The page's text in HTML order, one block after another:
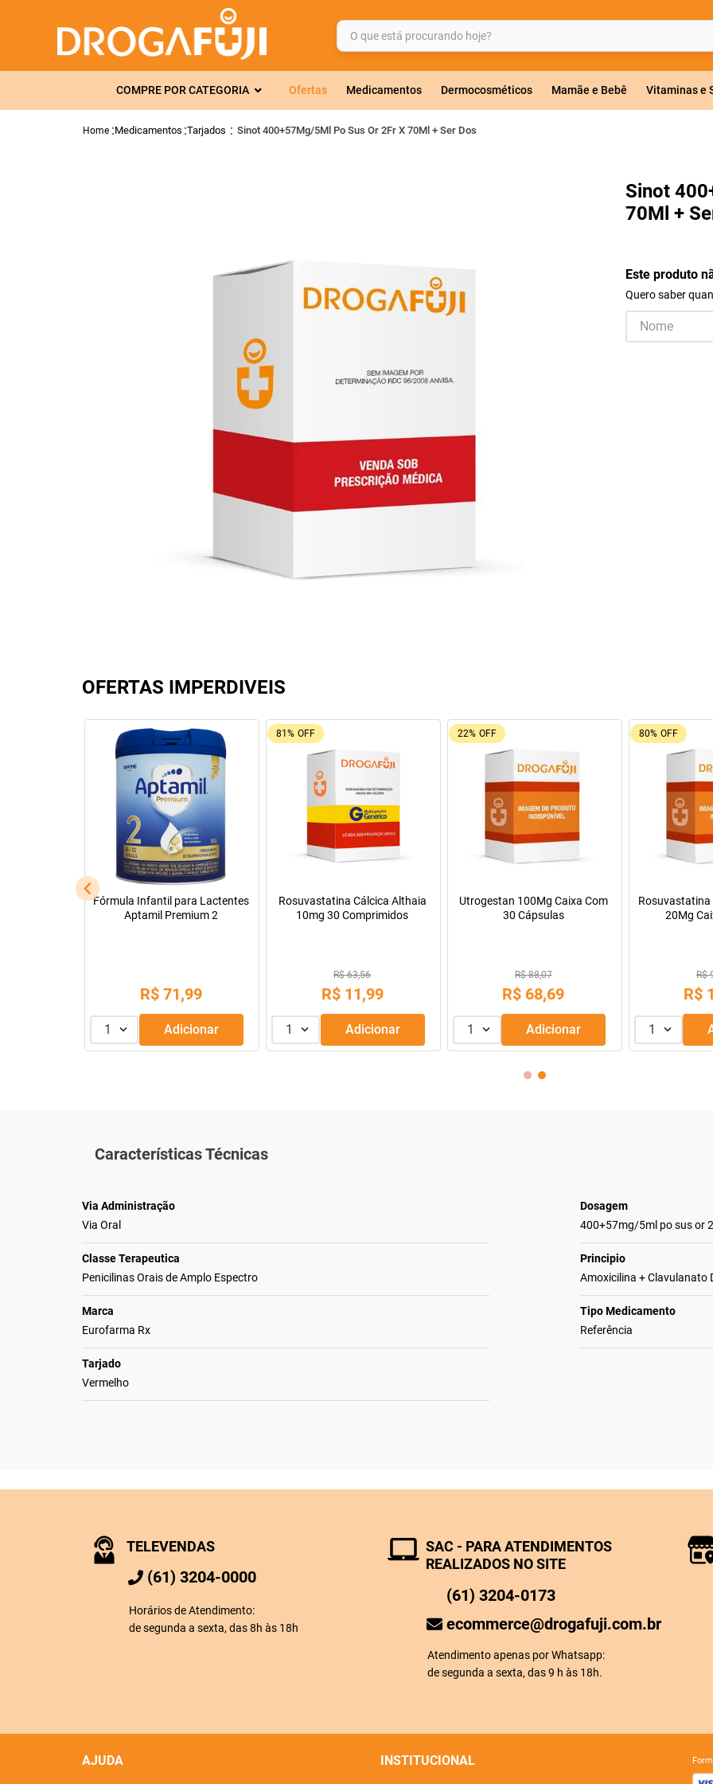
O que está procurando hoje?
COMPRE POR CATEGORIA Ofertas Medicamentos Dermocosméticos Mamãe e Bebê Vitaminas e
Medicamentos Tarjados Sinot 400+57Mg/5Ml Po Sus Or 2Fr X 70Ml + Ser Dos
Sinot
70Ml +
Este produto
Quero saber
OFERTAS IMPERDIVEIS
OFF
Tadalafila Ems 5mg 30
comprimidos revestidos
R$ 9,99
1 Adicionar
26% OFF
Leve + Pague -
Pregomin Fórmula Infantil para
Lactentes Pepti 400g
R$ 169,99
ou3x de R$ 56,66
1 Adicionar
9% OFF
Oferta do Mês
Máscara de Tratamento Lola
Cosmetics Morte Súbita 450g
R$ 43,99
R$ 39,99
1 Adicionar
Manitol 20%
R$
1
Características Técnicas
Via Administração
Via Oral
Dosagem
400+57mg/5ml po sus or
Classe Terapeutica
Penicilinas Orais de Amplo Espectro
Principio
Amoxicilina + Clavulanato
Marca
Eurofarma Rx
Tipo Medicamento
Referência
Tarjado
Vermelho
TELEVENDAS
(61) 3204-0000
Horários de Atendimento:
de segunda a sexta, das 8h às 18h
SAC - PARA ATENDIMENTOS
REALIZADOS NO SITE
(61) 3204-0173
ecommerce@drogafuji.com.br
Atendimento apenas por Whatsapp:
de segunda a sexta, das 9 h às 18h.
AJUDA INSTITUCIONAL
TERMOS MAIS BUSCADOS
2º
gelmax
7º
tadalafila